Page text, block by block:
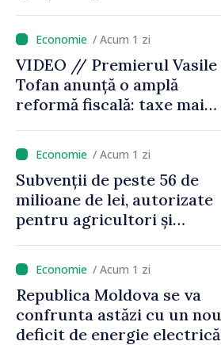
/ Acum 1 zi
VIDEO // Premierul Vasile
Tofan anunță o amplă
reformă fiscală: taxe mai
mari pentru bănci, tutun și
jocurile de noroc
/ Acum 1 zi
Subvenții de peste 56 de
milioane de lei, autorizate
pentru agricultori și
rurală în luna iulie
/ Acum 1 zi
Republica Moldova se va
confrunta astăzi cu un nou
deficit de energie electrică